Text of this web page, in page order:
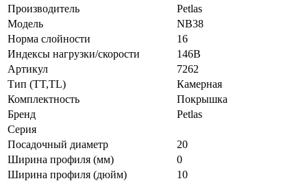
Производитель
Petlas
Модель
NB38
Норма слойности
16
Индексы нагрузки/скорости
146B
Артикул
7262
Тип (TT,TL)
Камерная
Комплектность
Покрышка
Бренд
Petlas
Серия
Посадочный диаметр
20
Ширина профиля (мм)
0
Ширина профиля (дюйм)
10